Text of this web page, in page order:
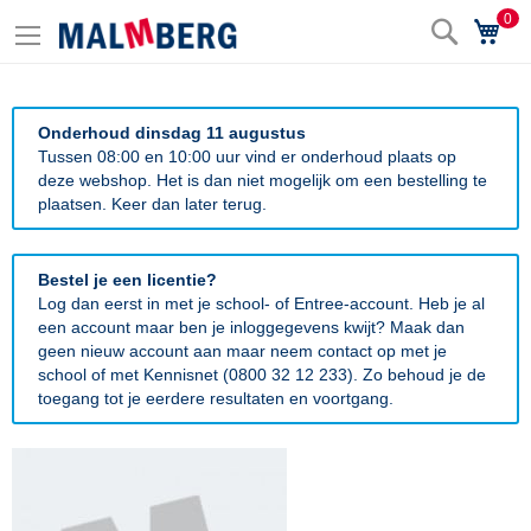
Zoek0
Onderhoud dinsdag 11 augustus
Tussen 08:00 en 10:00 uur vind er onderhoud plaats op
deze webshop. Het is dan niet mogelijk om een bestelling te
plaatsen. Keer dan later terug.
Bestel je een licentie?
Log dan eerst in met je school- of Entree-account. Heb je al
een account maar ben je inloggegevens kwijt? Maak dan
geen nieuw account aan maar neem contact op met je
school of met Kennisnet (0800 32 12 233). Zo behoud je de
toegang tot je eerdere resultaten en voortgang.